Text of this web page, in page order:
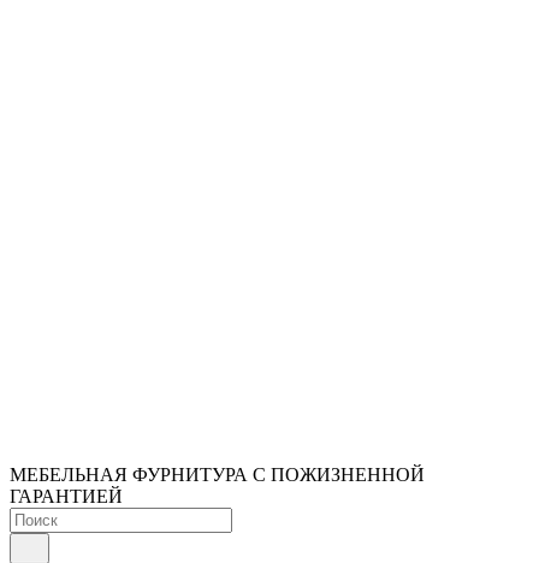
МЕБЕЛЬНАЯ ФУРНИТУРА С ПОЖИЗНЕННОЙ
ГАРАНТИЕЙ